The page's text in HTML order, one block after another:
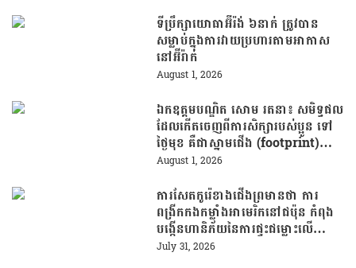
ទីប្រឹក្សាយោធាអ៊ីរ៉ង់ ៦នាក់ ត្រូវបាន
សម្លាប់ក្នុងការវាយប្រហារតាមអាកាស
នៅអ៊ីរ៉ាក់
August 1, 2026
ឯកឧត្តមបណ្ឌិត សោម រតនា៖ សមិទ្ធផល
ដែលកើតចេញពីការសិក្សារបស់ប្អូន ទៅ
ថ្ងៃមុខ គឺជាស្នាមជើង (footprint)
សម្រាប់អ្នកជំនាន់ក្រោយ
August 1, 2026
ការសែតកូរ៉េខាងជើងព្រមានថា ការ
ពង្រីកកងកម្លាំងអាមេរិកនៅជប៉ុន កំពុង
បង្កើនហានិភ័យនៃការផ្ទុះជម្លោះលើ
ឧបទ្វីបកូរ៉េ
July 31, 2026